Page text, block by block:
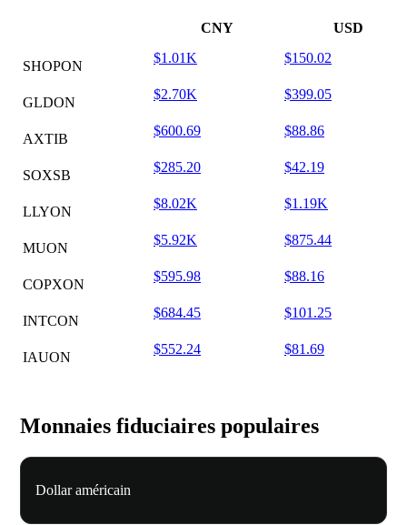
CNY USD
SHOPON
$1.01K $150.02
GLDON
$2.70K $399.05
AXTIB
$600.69 $88.86
SOXSB
$285.20 $42.19
LLYON
$8.02K $1.19K
MUON
$5.92K $875.44
COPXON
$595.98 $88.16
INTCON
$684.45 $101.25
IAUON
$552.24 $81.69
Monnaies fiduciaires populaires
Dollar américain